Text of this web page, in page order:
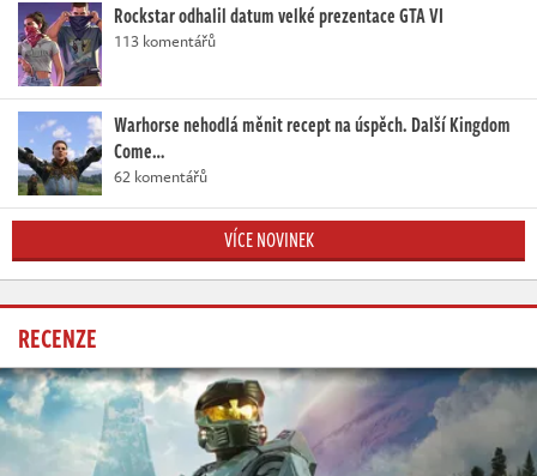
Rockstar odhalil datum velké prezentace GTA VI
113 komentářů
Warhorse nehodlá měnit recept na úspěch. Další Kingdom
Come…
62 komentářů
VÍCE NOVINEK
RECENZE